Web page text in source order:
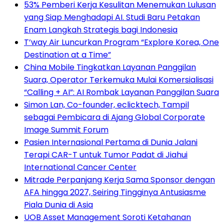
53% Pemberi Kerja Kesulitan Menemukan Lulusan
yang Siap Menghadapi AI. Studi Baru Petakan
Enam Langkah Strategis bagi Indonesia
T’way Air Luncurkan Program “Explore Korea, One
Destination at a Time”
China Mobile Tingkatkan Layanan Panggilan
Suara, Operator Terkemuka Mulai Komersialisasi
“Calling + AI”: AI Rombak Layanan Panggilan Suara
Simon Lan, Co-founder, eclicktech, Tampil
sebagai Pembicara di Ajang Global Corporate
Image Summit Forum
Pasien Internasional Pertama di Dunia Jalani
Terapi CAR-T untuk Tumor Padat di Jiahui
International Cancer Center
Mitrade Perpanjang Kerja Sama Sponsor dengan
AFA hingga 2027, Seiring Tingginya Antusiasme
Piala Dunia di Asia
UOB Asset Management Soroti Ketahanan